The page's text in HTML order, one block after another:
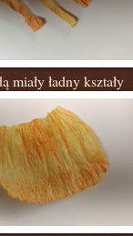
miały ładny kształy